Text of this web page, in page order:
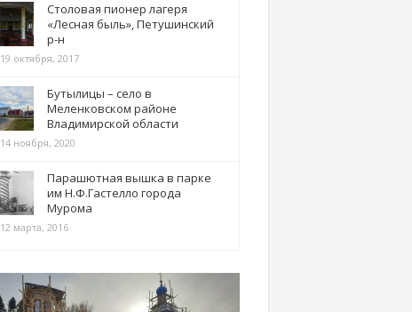
Столовая пионер лагеря
«Лесная быль», Петушинский
р-н
19 октября, 2017
Бутылицы – село в
Меленковском районе
Владимирской области
14 ноября, 2020
Парашютная вышка в парке
им Н.Ф.Гастелло города
Мурома
12 марта, 2016